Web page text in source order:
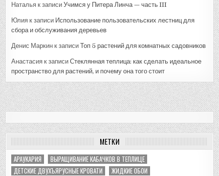
Наталья к записиУчимся у Питера Линча — часть III
Юлия к записи Использование пользовательских лестниц для
сбора и обслуживания деревьев
Денис Маркин к записиТоп 5 растений для комнатных садовников
Анастасия к записиСтеклянная теплица: как сделать идеальное
пространство для растений, и почему она того стоит
МЕТКИ
АРАУКАРИЯ
ВЫРАЩИВАНИЕ КАБАЧКОВ В ТЕПЛИЦЕ
ДЕТСКИЕ ДВУХЪЯРУСНЫЕ КРОВАТИ
ЖИДКИЕ ОБОИ